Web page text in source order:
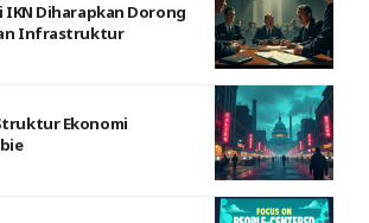
IKN Diharapkan Dorong
Infrastruktur
Ekonomi